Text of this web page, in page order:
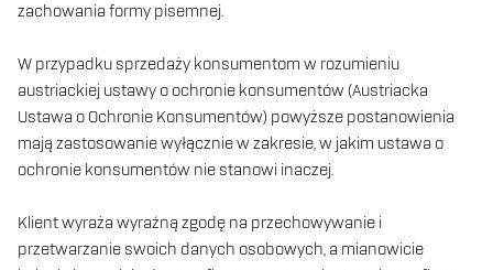
zachowania formy pisemnej.
W przypadku sprzedaży konsumentom w rozumieniu
austriackiej ustawy o ochronie konsumentów (Austriacka
Ustawa o Ochronie Konsumentów) powyższe postanowienia
mają zastosowanie wyłącznie w zakresie, w jakim ustawa o
ochronie konsumentów nie stanowi inaczej.
Klient wyraża wyraźną zgodę na przechowywanie i
przetwarzanie swoich danych osobowych, a mianowicie